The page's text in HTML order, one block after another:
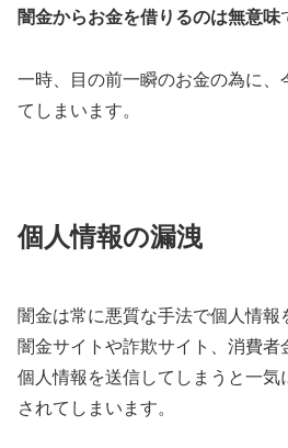
闇金からお金を借りるのは無意味
一時、目の前一瞬のお金の為に、
てしまいます。
個人情報の漏洩
闇金は常に悪質な手法で個人情報
闇金サイトや詐欺サイト、消費者
個人情報を送信してしまうと一気
されてしまいます。